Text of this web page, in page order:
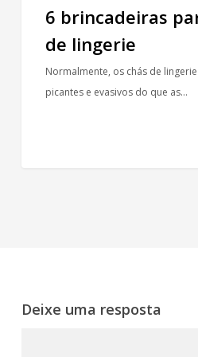
6 brincadeiras
de lingerie
Normalmente, os chás de
picantes e evasivos do que as…
Deixe uma resposta